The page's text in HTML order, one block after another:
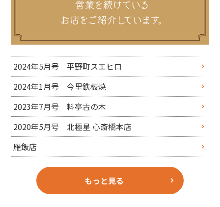
2024年5月号 平野町スエヒロ
2024年1月号 今里鉄板焼
2023年7月号 料亭古の木
2020年5月号 北極星 心斎橋本店
雁飯店
もっと見る